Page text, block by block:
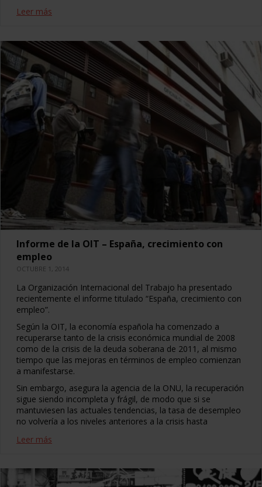
Leer más
Informe de la OIT – España, crecimiento con
empleo
OCTUBRE 1, 2014
La Organización Internacional del Trabajo ha presentado
recientemente el informe titulado “España, crecimiento con
empleo”.
Según la OIT, la economía española ha comenzado a
recuperarse tanto de la crisis económica mundial de 2008
como de la crisis de la deuda soberana de 2011, al mismo
tiempo que las mejoras en términos de empleo comienzan
a manifestarse.
Sin embargo, asegura la agencia de la ONU, la recuperación
sigue siendo incompleta y frágil, de modo que si se
mantuviesen las actuales tendencias, la tasa de desempleo
no volvería a los niveles anteriores a la crisis hasta
Leer más